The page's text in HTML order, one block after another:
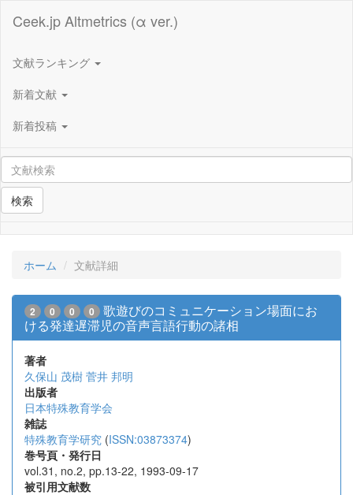
Ceek.jp Altmetrics (α ver.)
文献ランキング
新着文献
新着投稿
検索
ホーム 文献詳細
2 0 0 0
歌遊びのコミュニケーション場面にお
ける発達遅滞児の音声言語行動の諸相
著者
久保山 茂樹 菅井 邦明
出版者
日本特殊教育学会
雑誌
特殊教育学研究 (ISSN:03873374)
巻号頁・発行日
vol.31, no.2, pp.13-22, 1993-09-17
被引用文献数